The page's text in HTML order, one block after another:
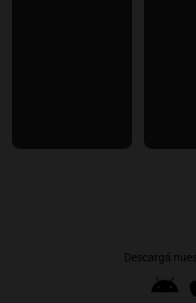
Descargá